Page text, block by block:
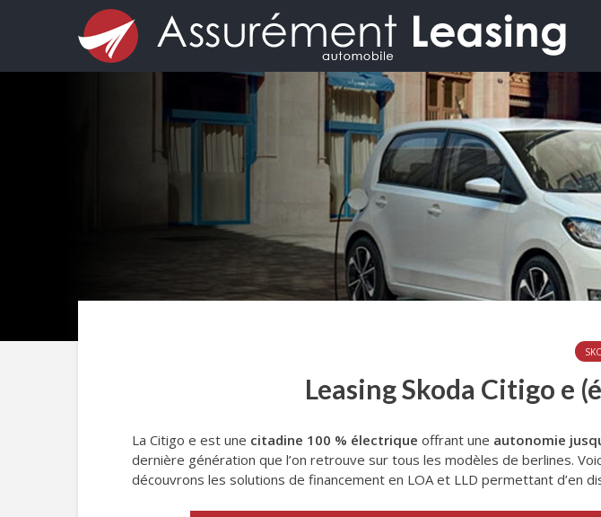
Leasing Skoda Citigo e
La Citigo e est une citadine 100 % électrique offrant une autonomie
dernière génération que l’on retrouve sur tous les modèles de berlines.
découvrons les solutions de financement en LOA et LLD permettant d’en